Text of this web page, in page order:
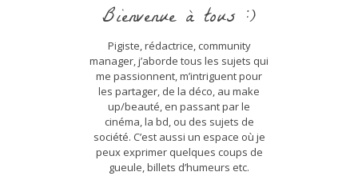
Bienvenue à tous :)
Pigiste, rédactrice, community
manager, j’aborde tous les sujets qui
me passionnent, m’intriguent pour
les partager, de la déco, au make
up/beauté, en passant par le
cinéma, la bd, ou des sujets de
société. C’est aussi un espace où je
peux exprimer quelques coups de
gueule, billets d’humeurs etc.